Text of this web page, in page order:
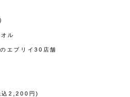
ル
エブリイ30店舗
2,200円)